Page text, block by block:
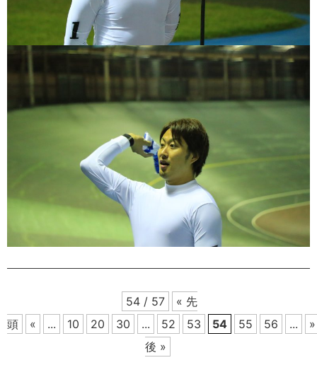
54 / 57
« 先
頭
« ... 10 20 30 ... 52 53 54 55 56 ...
»
後 »